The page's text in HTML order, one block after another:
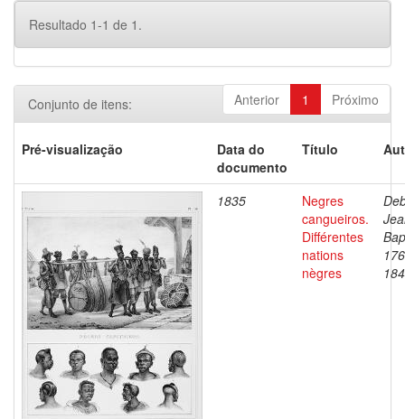
Resultado 1-1 de 1.
Anterior 1 Próximo
Conjunto de itens:
Pré-visualização
Data do
documento
Título
1835
Negres
cangueiros.
Différentes
nations
nègres